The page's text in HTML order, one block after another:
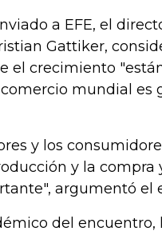
a EFE, el
Gattiker,
el crecimiento
mundial es
y los
y la compra
argumentó el
del